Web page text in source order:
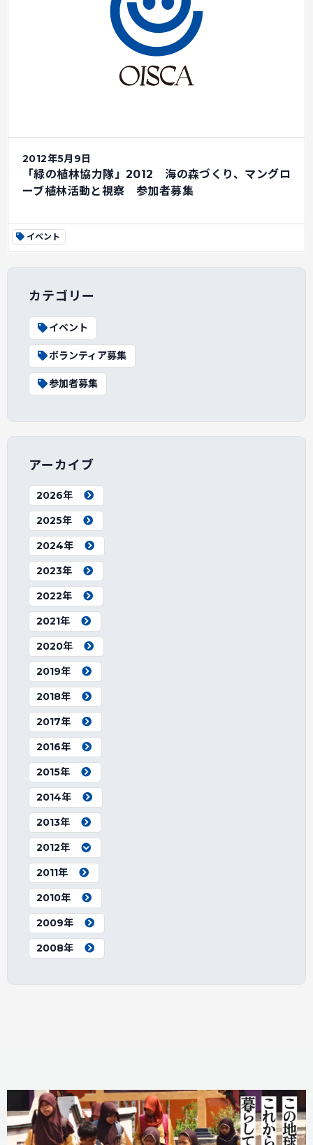
2012年5月9日
「緑の植林協力隊」2012 海の森づくり、マングロ
ーブ植林活動と視察 参加者募集
イベント
カテゴリー
イベント
ボランティア募集
参加者募集
アーカイブ
2026年
2025年
2024年
2023年
2022年
2021年
2020年
2019年
2018年
2017年
2016年
2015年
2014年
2013年
2012年
2011年
2010年
2009年
2008年